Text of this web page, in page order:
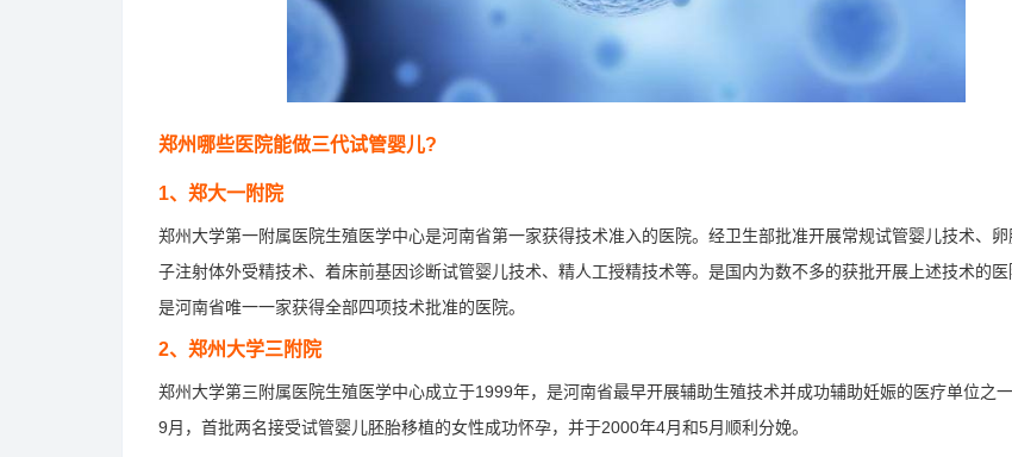
郑州哪些医院能做三代试管婴儿?
1、郑大一附院
郑州大学第一附属医院生殖医学中心是河南省第一家获得技术准入的医院。经卫生部批准开展常规试管婴儿技术、
子注射体外受精技术、着床前基因诊断试管婴儿技术、精人工授精技术等。是国内为数不多的获批开展上述技术的
是河南省唯一一家获得全部四项技术批准的医院。
2、郑州大学三附院
郑州大学第三附属医院生殖医学中心成立于1999年，是河南省最早开展辅助生殖技术并成功辅助妊娠的医疗单位之
9月，首批两名接受试管婴儿胚胎移植的女性成功怀孕，并于2000年4月和5月顺利分娩。